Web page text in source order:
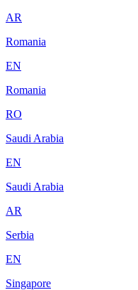
AR
Romania
EN
Romania
RO
Saudi Arabia
EN
Saudi Arabia
AR
Serbia
EN
Singapore